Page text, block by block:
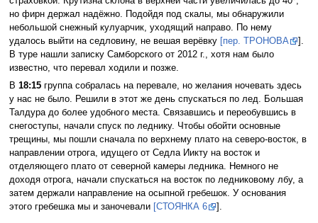
но фирн держал надёжно. Подойдя под скалы, мы обнаружили
небольшой снежный кулуарчик, уходящий направо. По нему
удалось выйти на седловину, не вешая верёвку [пер. ТРОНОВА
].
В туре нашли записку Самборского от 2012 г., хотя нам было
известно, что перевал ходили и позже.
В 18:15группа собралась на перевале, но желания ночевать здесь
у нас не было. Решили в этот же день спускаться по лед. Большая
Талдура до более удобного места. Связавшись и переобувшись в
снегоступы, начали спуск по леднику. Чтобы обойти основные
трещины, мы пошли сначала по верхнему плато на северо-восток, в
направлении отрога, идущего от Седла Иикту на восток и
отделяющего плато от северной камеры ледника. Немного не
доходя отрога, начали спускаться на восток по ледниковому лбу, а
затем держали направление на осыпной гребешок. У основания
этого гребешка мы и заночевали [СТОЯНКА 6 ].